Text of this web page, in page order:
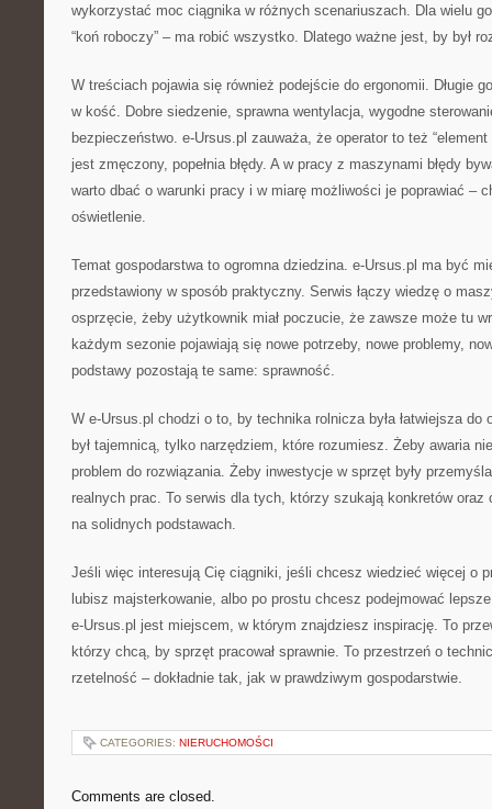
wykorzystać moc ciągnika w różnych scenariuszach. Dla wielu
“koń roboczy” – ma robić wszystko. Dlatego ważne jest, by był
W treściach pojawia się również podejście do ergonomii. Długie
w kość. Dobre siedzenie, sprawna wentylacja, wygodne
bezpieczeństwo. e-Ursus.pl zauważa, że operator to też
jest zmęczony, popełnia błędy. A w pracy z maszynami błędy
warto dbać o warunki pracy i w miarę możliwości je poprawiać –
oświetlenie.
Temat gospodarstwa to ogromna dziedzina. e-Ursus.pl ma być
przedstawiony w sposób praktyczny. Serwis łączy wiedzę o
osprzęcie, żeby użytkownik miał poczucie, że zawsze może tu
każdym sezonie pojawiają się nowe potrzeby, nowe problemy,
podstawy pozostają te same: sprawność.
W e-Ursus.pl chodzi o to, by technika rolnicza była łatwiejsza do
był tajemnicą, tylko narzędziem, które rozumiesz. Żeby awaria
problem do rozwiązania. Żeby inwestycje w sprzęt były
realnych prac. To serwis dla tych, którzy szukają konkretów oraz
na solidnych podstawach.
Jeśli więc interesują Cię ciągniki, jeśli chcesz wiedzieć więcej o
lubisz majsterkowanie, albo po prostu chcesz podejmować
e-Ursus.pl jest miejscem, w którym znajdziesz inspirację. To
którzy chcą, by sprzęt pracował sprawnie. To przestrzeń o
rzetelność – dokładnie tak, jak w prawdziwym gospodarstwie.
CATEGORIES: NIERUCHOMOŚCI
Comments are closed.